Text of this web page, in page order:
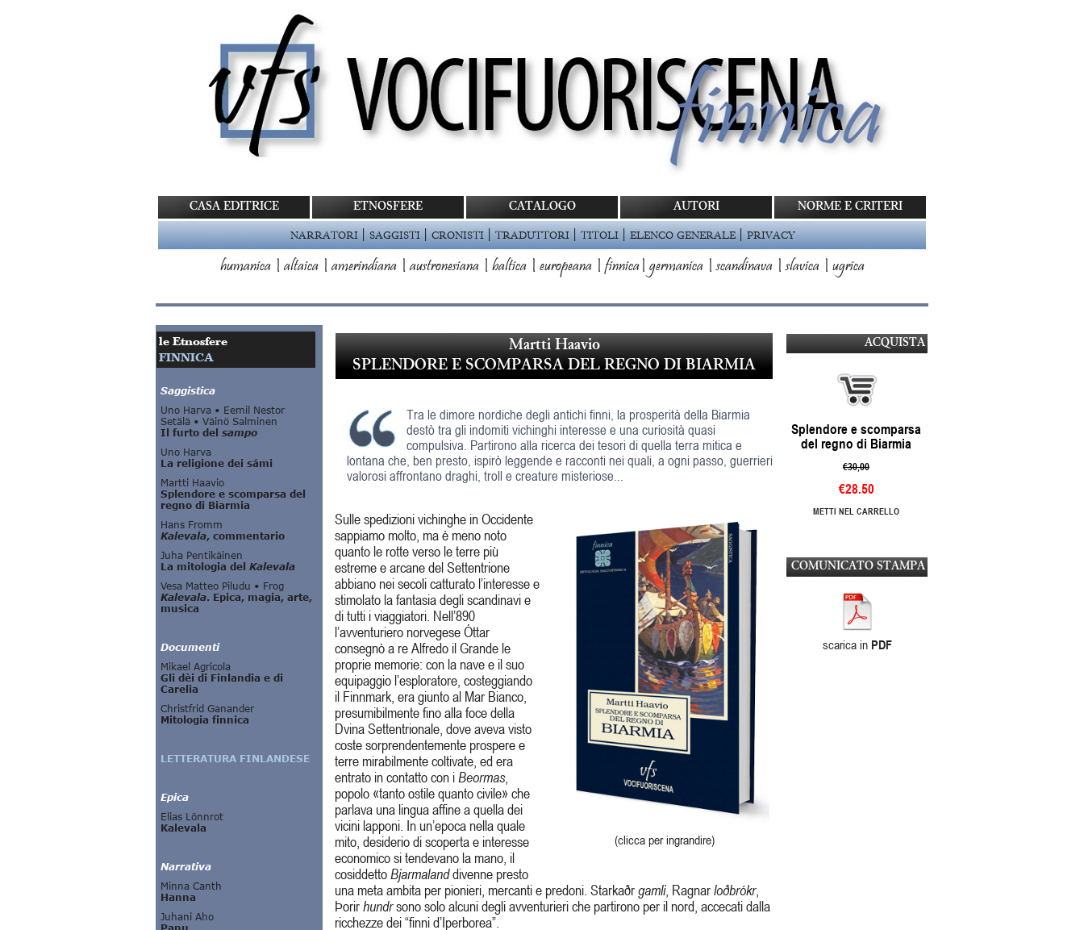
CASA EDITRICE ETNOSFERE CATALOGO AUTORI NORME E CRITERI
NARRATORI |SAGGISTI |CRONISTI |TRADUTTORI |TITOLI |ELENCO GENERALE |PRIVACY
humanica|altaica|amerindiana|austronesiana| baltica| europeana|finnica| germanica|scandinava|slavica| ugrica
Martti Haavio
SPLENDORE E SCOMPARSA DEL REGNO DI BIARMIA
Tra le dimore nordiche degli antichi finni, la prosperità della Biarmia
destò tra gli indomiti vichinghi interesse e una curiosità quasi
compulsiva. Partirono alla ricerca dei tesori di quella terra mitica e
lontana che, ben presto, ispirò leggende e racconti nei quali, a ogni passo, guerrieri
valorosi affrontano draghi, troll e creature misteriose...
(clicca per ingrandire)
Sulle spedizioni vichinghe in Occidente
sappiamo molto, ma è meno noto
quanto le rotte verso le terre più
estreme e arcane del Settentrione
abbiano nei secoli catturato l’interesse e
stimolato la fantasia degli scandinavi e
di tutti i viaggiatori. Nell’890
l’avventuriero norvegese Óttar
consegnò a re Alfredo il Grande le
proprie memorie: con la nave e il suo
equipaggio l’esploratore, costeggiando
il Finnmark, era giunto al Mar Bianco,
presumibilmente fino alla foce della
Dvina Settentrionale, dove aveva visto
coste sorprendentemente prospere e
terre mirabilmente coltivate, ed era
entrato in contatto con iBeormas,
popolo «tanto ostile quanto civile» che
parlava una lingua affine a quella dei
vicini lapponi. In un’epoca nella quale
mito, desiderio di scoperta e interesse
economico si tendevano la mano, il
cosiddettoBjarmalanddivenne presto
una meta ambita per pionieri, mercanti e predoni. Starkaðrgamli, Ragnarloðbrókr,
Þorirhundrsono solo alcuni degli avventurieri che partirono per il nord, accecati dalla
ricchezze dei “finni d’Iperborea”.
ACQUISTA
Splendore e scomparsa
del regno di Biarmia
€30,00
€28.50
METTI NEL CARRELLO
COMUNICATO STAMPA
scarica in PDF